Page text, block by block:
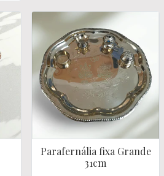
Parafernália fixa Grande
31cm